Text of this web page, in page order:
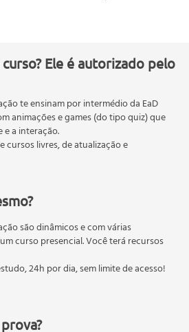
trabalhos em Crochê
ao Crochê de Grampo
o trabalho
para Pano de Copa
Copos
é uma atividade que gera dinheiro
e fonte de renda
Internet
trabalho informal
Ele é autorizado pelo
te ensinam por intermédio da EaD
animações e games (do tipo quiz) que
a interação.
cursos livres, de atualização e
destinados a proporcionar ao
que permitam o desenvolvimento de
trata da política nacional de
apenas cursos de graduação e
e profissionalizantes são
Estaduais de Educação.
são dinâmicos e com várias
curso presencial. Você terá recursos
24h por dia, sem limite de acesso!